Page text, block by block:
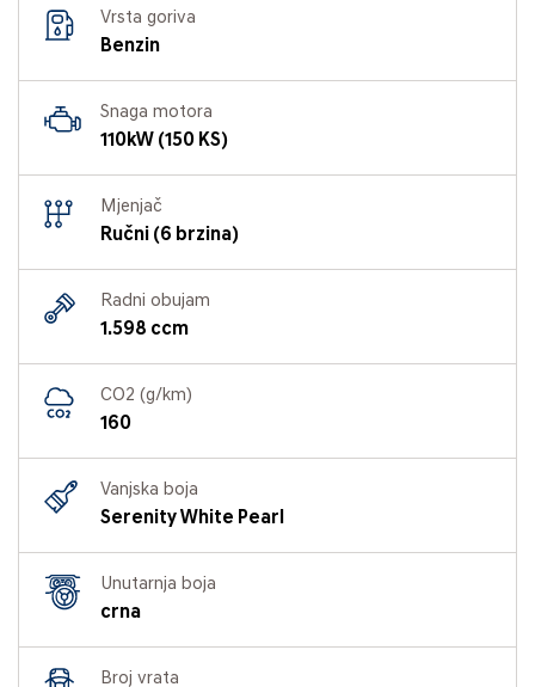
Vrsta goriva
Benzin
Snaga motora
110kW (150 KS)
Mjenjač
Ručni (6 brzina)
Radni obujam
1.598 ccm
CO2 (g/km)
160
Vanjska boja
Serenity White Pearl
Unutarnja boja
crna
Broj vrata